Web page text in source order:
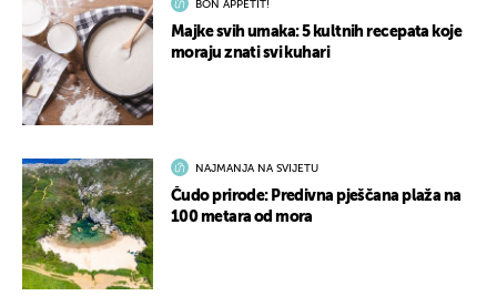
BON APPETIT!
Majke svih umaka: 5 kultnih recepata koje
moraju znati svi kuhari
NAJMANJA NA SVIJETU
Čudo prirode: Predivna pješčana plaža na
100 metara od mora